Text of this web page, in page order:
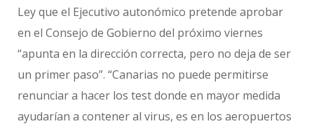
Ley que el Ejecutivo autonómico pretende aprobar
en el Consejo de Gobierno del próximo viernes
“apunta en la dirección correcta, pero no deja de ser
un primer paso”. “Canarias no puede permitirse
renunciar a hacer los test donde en mayor medida
ayudarían a contener al virus, es en los aeropuertos